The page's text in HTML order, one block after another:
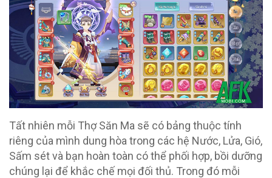
Tất nhiên mỗi Thợ Săn Ma sẽ có bảng thuộc tính
riêng của mình dung hòa trong các hệ Nước, Lửa, Gió,
Sấm sét và bạn hoàn toàn có thể phối hợp, bồi dưỡng
chúng lại để khắc chế mọi đối thủ. Trong đó mỗi